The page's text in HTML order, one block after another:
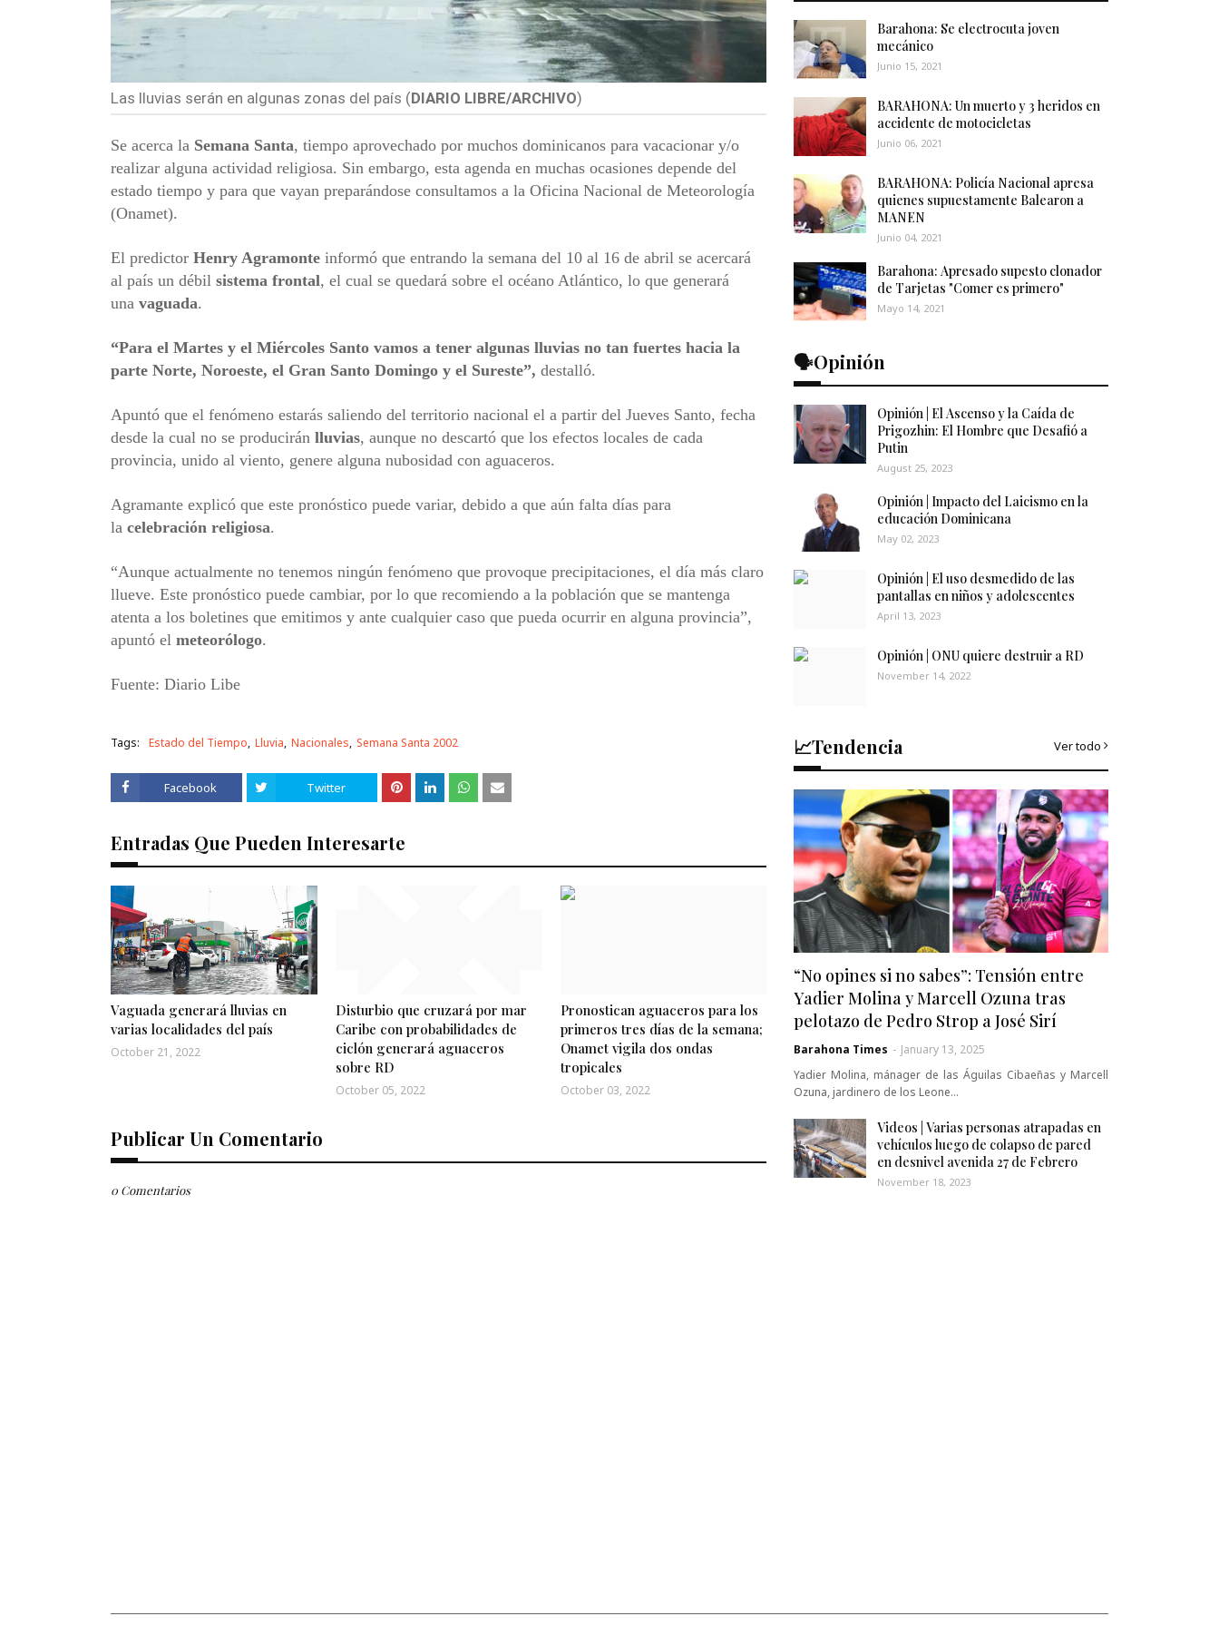
Las lluvias serán en algunas zonas del país (DIARIO LIBRE/ARCHIVO)
Se acerca la Semana Santa, tiempo aprovechado por muchos dominicanos para vacacionar y/o
realizar alguna actividad religiosa. Sin embargo, esta agenda en muchas ocasiones depende del
estado tiempo y para que vayan preparándose consultamos a la Oficina Nacional de Meteorología
(Onamet).
El predictor Henry Agramonte informó que entrando la semana del 10 al 16 de abril se acercará
al país un débil sistema frontal, el cual se quedará sobre el océano Atlántico, lo que generará
una vaguada.
“Para el Martes y el Miércoles Santo vamos a tener algunas lluvias no tan fuertes hacia la
parte Norte, Noroeste, el Gran Santo Domingo y el Sureste”, destalló.
Apuntó que el fenómeno estarás saliendo del territorio nacional el a partir del Jueves Santo, fecha
desde la cual no se producirán lluvias, aunque no descartó que los efectos locales de cada
provincia, unido al viento, genere alguna nubosidad con aguaceros.
Agramante explicó que este pronóstico puede variar, debido a que aún falta días para
la celebración religiosa.
“Aunque actualmente no tenemos ningún fenómeno que provoque precipitaciones, el día más claro
llueve. Este pronóstico puede cambiar, por lo que recomiendo a la población que se mantenga
atenta a los boletines que emitimos y ante cualquier caso que pueda ocurrir en alguna provincia”,
apuntó el meteorólogo.
Fuente: Diario Libe
Tags: Estado del Tiempo Lluvia Nacionales Semana Santa 2002
Facebook Twitter
Entradas Que Pueden Interesarte
Vaguada generará lluvias en
varias localidades del país
October 21, 2022
Disturbio que cruzará por mar
Caribe con probabilidades de
ciclón generará aguaceros
sobre RD
October 05, 2022
Pronostican aguaceros para los
primeros tres días de la semana;
Onamet vigila dos ondas
tropicales
October 03, 2022
Publicar Un Comentario
0 Comentarios
Barahona: Se electrocuta joven
mecánico
Junio 15, 2021
BARAHONA: Un muerto y 3 heridos en
accidente de motocicletas
Junio 06, 2021
BARAHONA: Policía Nacional apresa
quienes supuestamente Balearon a
MANEN
Junio 04, 2021
Barahona: Apresado supesto clonador
de Tarjetas "Comer es primero"
Mayo 14, 2021
🗣️Opinión
Opinión | El Ascenso y la Caída de
Prigozhin: El Hombre que Desafió a
Putin
August 25, 2023
Opinión | Impacto del Laicismo en la
educación Dominicana
May 02, 2023
Opinión | El uso desmedido de las
pantallas en niños y adolescentes
April 13, 2023
Opinión | ONU quiere destruir a RD
November 14, 2022
📈Tendencia Ver todo
“No opines si no sabes”: Tensión entre
Yadier Molina y Marcell Ozuna tras
pelotazo de Pedro Strop a José Sirí
Barahona Times - January 13, 2025
Yadier Molina, mánager de las Águilas Cibaeñas y Marcell
Ozuna, jardinero de los Leone…
Videos | Varias personas atrapadas en
vehículos luego de colapso de pared
en desnivel avenida 27 de Febrero
November 18, 2023